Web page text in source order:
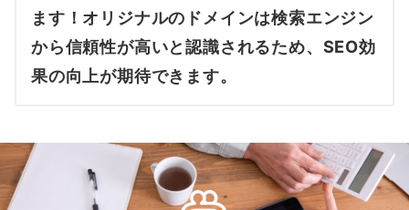
ます！オリジナルのドメインは検索エンジン
から信頼性が高いと認識されるため、SEO効
果の向上が期待できます。